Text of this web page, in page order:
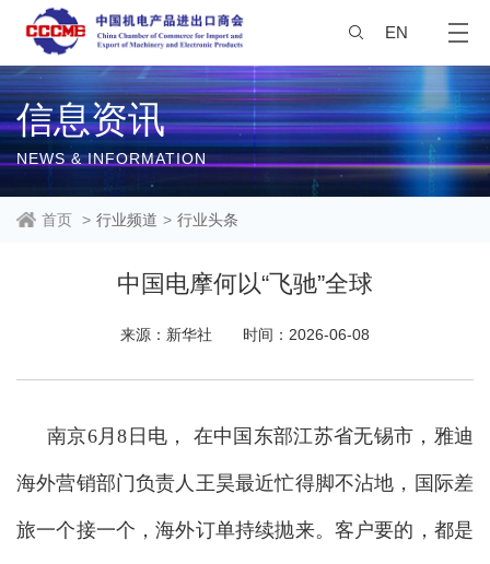
EN
信息资讯
NEWS & INFORMATION
首页 > 行业频道 > 行业头条
中国电摩何以“飞驰”全球
来源：新华社 时间：2026-06-08
南京6月8日电， 在中国东部江苏省无锡市，雅迪
海外营销部门负责人王昊最近忙得脚不沾地，国际差
旅一个接一个，海外订单持续抛来。客户要的，都是